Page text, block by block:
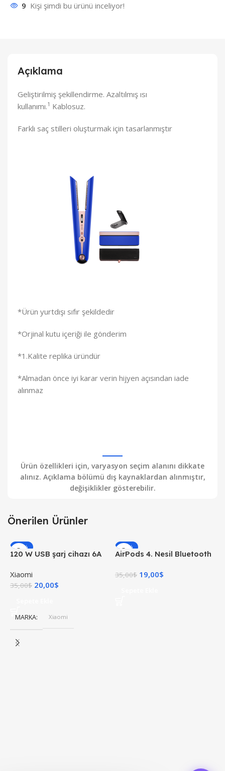
9 Kişi şimdi bu ürünü inceliyor!
Açıklama
Geliştirilmiş şekillendirme. Azaltılmış ısı
kullanımı.1 Kablosuz.
Farklı saç stilleri oluşturmak için tasarlanmıştır
*Ürün yurtdışı sıfır şekildedir
*Orjinal kutu içeriği ile gönderim
*1.Kalite replika üründür
*Almadan önce iyi karar verin hijyen açısından iade
alınmaz
Ürün özellikleri için, varyasyon seçim alanını dikkate
alınız. Açıklama bölümü dış kaynaklardan alınmıştır,
değişiklikler gösterebilir.
Önerilen Ürünler
-43%
120 W USB şarj cihazı 6A
Turbo şarj hızlı şarj
Xiaomi
35,00$ 20,00$
MARKA Xiaomi
-46%
AirPods 4. Nesil Bluetooth
35,00$ 19,00$